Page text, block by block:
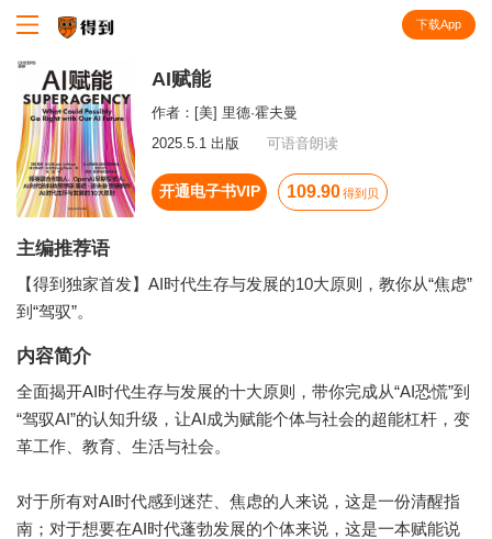
下载App
AI赋能
作者： [美] 里德·霍夫曼
2025.5.1 出版
可语音朗读
开通电子书VIP 109.90 得到贝
主编推荐语
【得到独家首发】AI时代生存与发展的10大原则，教你从“焦虑”
到“驾驭”。
内容简介
全面揭开AI时代生存与发展的十大原则，带你完成从“AI恐慌”到
“驾驭AI”的认知升级，让AI成为赋能个体与社会的超能杠杆，变
革工作、教育、生活与社会。
对于所有对AI时代感到迷茫、焦虑的人来说，这是一份清醒指
南；对于想要在AI时代蓬勃发展的个体来说，这是一本赋能说